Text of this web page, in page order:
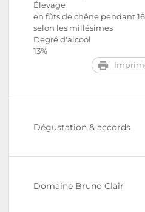
Élevage
en fûts de chêne pendant
selon les millésimes
Degré d'alcool
13%
Dégustation & accords
Domaine Bruno Clair